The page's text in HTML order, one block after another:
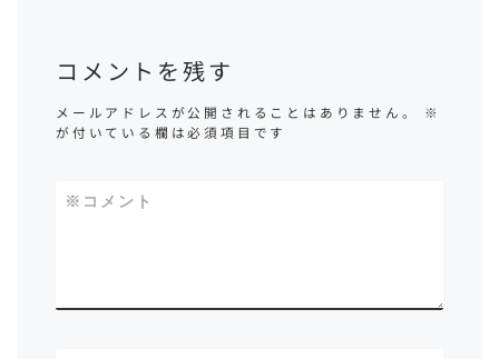
コメントを残す
メールアドレスが公開されることはありません。
※
が付いている欄は必須項目です
コメント
※